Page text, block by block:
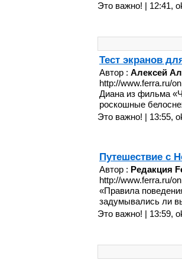
Это важно! | 12:41,
Тест экранов
Автор : Алексей
http://www.ferra.ru/
Диана из фильма
роскошные
Это важно! | 13:55,
Путешествие с
Автор : Редакция
http://www.ferra.ru/
«Правила
задумывались ли
Это важно! | 13:59,